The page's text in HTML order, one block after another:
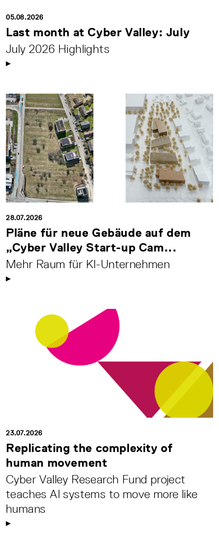
05.08.2026
Last month at Cyber Valley: July
July 2026 Highlights
28.07.2026
Pläne für neue Gebäude auf dem
„Cyber Valley Start-up Cam...
Mehr Raum für KI-Unternehmen
23.07.2026
Replicating the complexity of
human movement
Cyber Valley Research Fund project
teaches AI systems to move more like
humans